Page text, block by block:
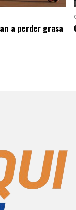
a perder grasa